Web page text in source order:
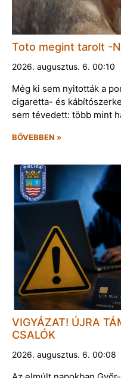
Toto megint tarolt -
2026. augusztus. 6. 00:10
Még ki sem nyitották a
cigaretta- és
sem tévedett: több mint
BŐVEBBEN »
VIGYÁZAT! ÚJRA
CSALÓK
2026. augusztus. 6. 00:08